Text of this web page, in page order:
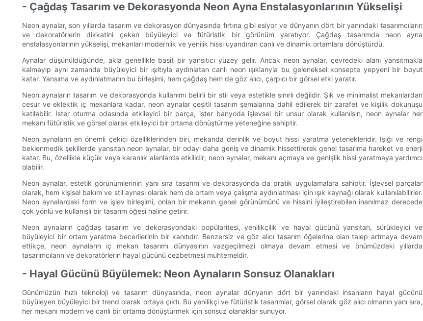
- Çağdaş Tasarım ve Dekorasyonda Neon Ayna Enstalasyonlarının Yükselişi
Neon aynalar, son yıllarda tasarım ve dekorasyon dünyasında fırtına gibi esiyor ve dünyanın dört bir yanındaki tasarımcıların
ve dekoratörlerin dikkatini çeken büyüleyici ve fütüristik bir görünüm yaratıyor. Çağdaş tasarımda neon ayna
enstalasyonlarının yükselişi, mekanları modernlik ve yenilik hissi uyandıran canlı ve dinamik ortamlara dönüştürdü.
Aynalar düşünüldüğünde, akla genellikle basit bir yansıtıcı yüzey gelir. Ancak neon aynalar, çevredeki alanı yansıtmakla
kalmayıp aynı zamanda büyüleyici bir ışıltıyla aydınlatan canlı neon ışıklarıyla bu geleneksel konsepte yepyeni bir boyut
katar. Yansıma ve aydınlatmanın bu birleşimi, hem çağdaş hem de göz alıcı, çarpıcı bir görsel etki yaratır.
Neon aynaların tasarım ve dekorasyonda kullanımı belirli bir stil veya estetikle sınırlı değildir. Şık ve minimalist mekanlardan
cesur ve eklektik iç mekanlara kadar, neon aynalar çeşitli tasarım şemalarına dahil edilerek bir zarafet ve kişilik dokunuşu
katılabilir. İster oturma odasında etkileyici bir parça, ister banyoda işlevsel bir unsur olarak kullanılsın, neon aynalar her
mekanı fütüristik ve görsel olarak etkileyici bir ortama dönüştürme yeteneğine sahiptir.
Neon aynaların en önemli çekici özelliklerinden biri, mekanda derinlik ve boyut hissi yaratma yetenekleridir. Işığı ve rengi
beklenmedik şekillerde yansıtan neon aynalar, bir odayı daha geniş ve dinamik hissettirerek genel tasarıma hareket ve enerji
katar. Bu, özellikle küçük veya karanlık alanlarda etkilidir; neon aynalar, mekanı açmaya ve genişlik hissi yaratmaya yardımcı
olabilir.
Neon aynalar, estetik görünümlerinin yanı sıra tasarım ve dekorasyonda da pratik uygulamalara sahiptir. İşlevsel parçalar
olarak, hem kişisel bakım ve stil aynası olarak hem de ortam veya çalışma aydınlatması için ışık kaynağı olarak kullanılabilirler.
Neon aynalardaki form ve işlev birleşimi, onları bir mekanın genel görünümünü ve hissini iyileştirebilen inanılmaz derecede
çok yönlü ve kullanışlı bir tasarım öğesi haline getirir.
Neon aynaların çağdaş tasarım ve dekorasyondaki popülaritesi, yenilikçilik ve hayal gücünü yansıtan, sürükleyici ve
büyüleyici bir ortam yaratma becerilerinin bir kanıtıdır. Benzersiz ve göz alıcı tasarım öğelerine olan talep artmaya devam
ettikçe, neon aynaların iç mekan tasarımı dünyasının vazgeçilmezi olmaya devam etmesi ve önümüzdeki yıllarda
tasarımcıların ve dekoratörlerin hayal gücünü cezbetmesi muhtemeldir.
- Hayal Gücünü Büyülemek: Neon Aynaların Sonsuz Olanakları
Günümüzün hızlı teknoloji ve tasarım dünyasında, neon aynalar dünyanın dört bir yanındaki insanların hayal gücünü
büyüleyen büyüleyici bir trend olarak ortaya çıktı. Bu yenilikçi ve fütüristik tasarımlar, görsel olarak göz alıcı olmanın yanı sıra,
her mekanı modern ve canlı bir ortama dönüştürmek için sonsuz olanaklar sunuyor.